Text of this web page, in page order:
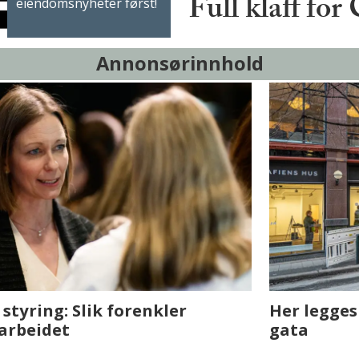
eiendomsnyheter først!
Full klaff for
Annonsørinnhold
med AI. Slik Det er i Drammen